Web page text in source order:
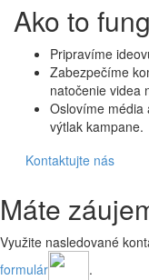
Ako to
Pripravíme
Zabezpečíme
natočenie videa
Oslovíme média
výtlak kampane.
Kontaktujte nás
Máte
Využite nasledované
formulár
.